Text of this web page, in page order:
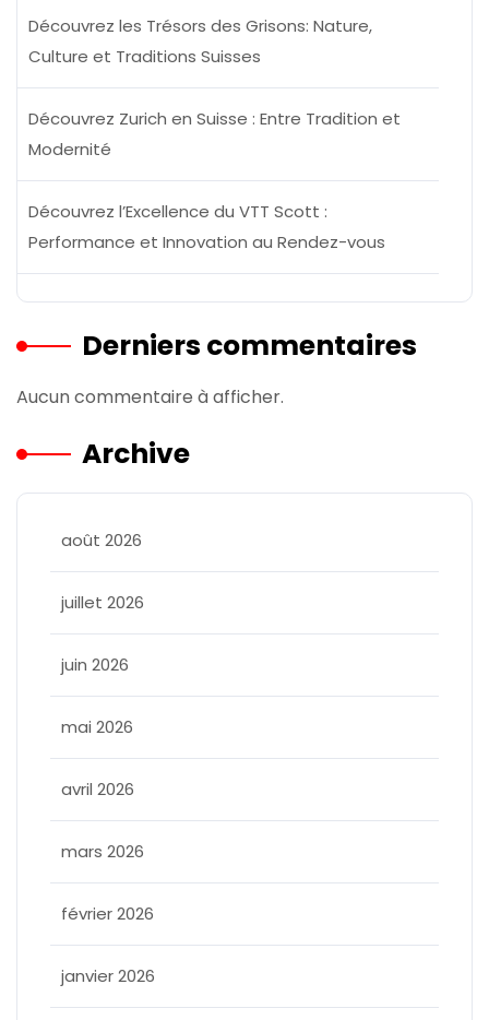
Découvrez les Trésors des Grisons: Nature,
Culture et Traditions Suisses
Découvrez Zurich en Suisse : Entre Tradition et
Modernité
Découvrez l’Excellence du VTT Scott :
Performance et Innovation au Rendez-vous
Derniers commentaires
Aucun commentaire à afficher.
Archive
août 2026
juillet 2026
juin 2026
mai 2026
avril 2026
mars 2026
février 2026
janvier 2026